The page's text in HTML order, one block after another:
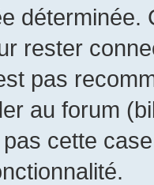
déterminée.
rester
pas
au forum
cette